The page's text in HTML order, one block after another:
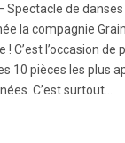
Spectacle de danses
la compagnie
! C’est l’occasion de
10 pièces les plus
C’est surtout...